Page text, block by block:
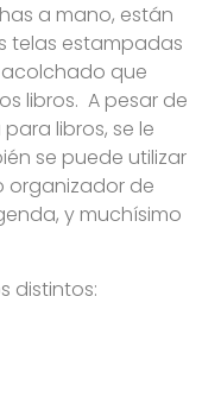
a mano, están
telas estampadas
que
libros. A pesar de
libros, se le
se puede utilizar
organizador de
y muchísimo
distintos: